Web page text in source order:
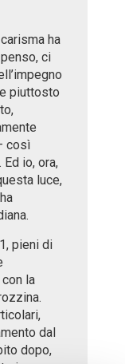
ha
ci
piuttosto
così
io, ora,
luce,
pieni di
la
dal
dopo,